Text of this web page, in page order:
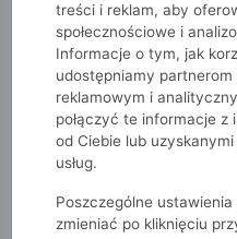
Monnari Zobacz wszystko
Sweter z luźnymi
treści i reklam, aby
społecznościowe i
Informacje o tym, jak
udostępniamy partnerom
reklamowym i
połączyć te informacje
od Ciebie lub
usług.
Poszczególne
zmieniać po kliknięciu